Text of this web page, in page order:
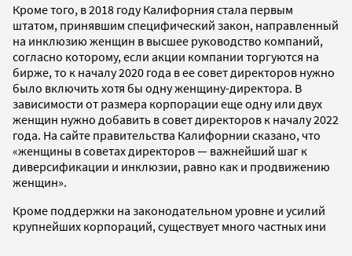
Кроме того, в 2018 году Калифорния стала первым
штатом, принявшим специфический закон, направленный
на инклюзию женщин в высшее руководство компаний,
согласно которому, если акции компании торгуются на
бирже, то к началу 2020 года в ее совет директоров нужно
было включить хотя бы одну женщину-директора. В
зависимости от размера корпорации еще одну или двух
женщин нужно добавить в совет директоров к началу 2022
года. На сайте правительства Калифорнии сказано, что
«женщины в советах директоров — важнейший шаг к
диверсификации и инклюзии, равно как и продвижению
женщин».
Кроме поддержки на законодательном уровне и усилий
крупнейших корпораций, существует много частных ини